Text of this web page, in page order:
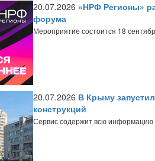
20.07.2026 «НРФ Регионы»
форума
Мероприятие состоится 18
20.07.2026 В Крыму
конструкций
Сервис содержит всю